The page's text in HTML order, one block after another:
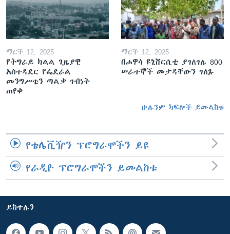
ማርች 12, 2025
የትግራይ ክልል ጊዜያዊ
አስተዳደር የፌደራል
መንግሥቱን ጣልቃ ገብነት
ጠየቀ
ማርች 12, 2025
በሐዋሳ ዩኒቨርሲቲ ያገለገሉ 800
ሠራተኞች መታዳቸውን ገለጹ
ሁሉንም ክፍሎች ይመልከቱ
የቴሌቪዥን ፕሮግራሞችን ይዩ
የራዲዮ ፕሮግራሞችን ይመልከቱ
ይከተሉን